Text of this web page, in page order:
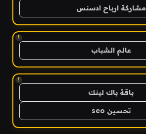
مشاركة ارباح ادسنس
!
عالم الشباب
!
باقة باك لينك
تحسين seo